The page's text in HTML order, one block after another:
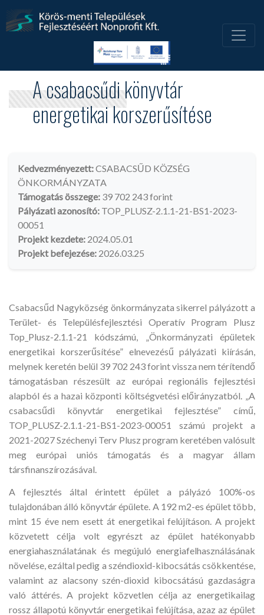
A csabacsűdi könyvtár
energetikai korszerűsítése
Kedvezményezett:CSABACSŰD KÖZSÉG
ÖNKORMÁNYZATA
Támogatás összege: 39 702 243 forint
Pályázati azonosító: TOP_PLUSZ-2.1.1-21-BS1-2023-
00051
Projekt kezdete: 2024.05.01
Projekt befejezése: 2026.03.25
Csabacsűd Nagyközség önkormányzata sikerrel pályázott a
Terület- és Településfejlesztési Operatív Program Plusz
Top_Plusz-2.1.1-21 kódszámú, „Önkormányzati épületek
energetikai korszerűsítése” elnevezésű pályázati kiírásán,
melynek keretén belül 39 702 243 forint vissza nem térítendő
támogatásban részesült az európai regionális fejlesztési
alapból és a hazai központi költségvetési előirányzatból. „A
csabacsűdi könyvtár energetikai fejlesztése” című,
TOP_PLUSZ-2.1.1-21-BS1-2023-00051 számú projekt a
2021-2027 Széchenyi Terv Plusz program keretében valósult
meg európai uniós támogatás és a magyar állam
társfinanszírozásával.
A fejlesztés által érintett épület a pályázó 100%-os
tulajdonában álló könyvtár épülete. A 192 m2-es épület több,
mint 15 éve nem esett át energetikai felújításon. A projekt
közvetett célja volt egyrészt az épület hatékonyabb
energiahasználatának és megújuló energiafelhasználásának
növelése, ezáltal pedig a széndioxid-kibocsátás csökkentése,
valamint az alacsony szén-dioxid kibocsátású gazdaságra
való áttérés. A projekt közvetlen célja az energetikailag
rossz állapotú könyvtár energetikai felújítása, azaz az épület